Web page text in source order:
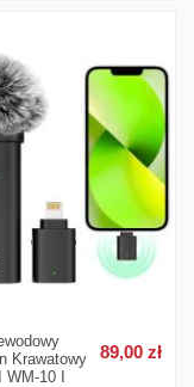
Krawatowy
WM-10 I
89,00 zł